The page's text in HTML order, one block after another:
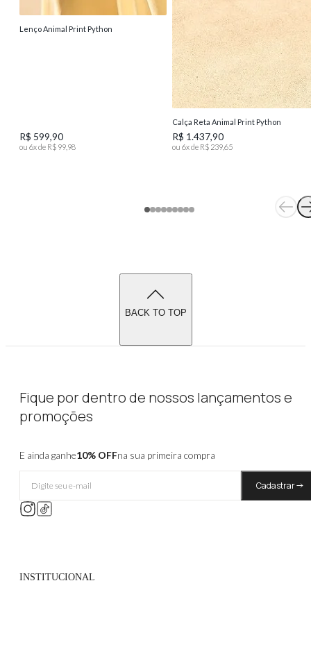
Lenço Animal Print Python
R$ 599,90
ou 6x de R$ 99,98
Calça Reta Animal Print Python
R$ 1.437,90
ou 6x de R$ 239,65
BACK TO TOP
INSTITUCIONAL
Fique por dentro de nossos lançamentos e
promoções
E ainda ganhe10% OFFna sua primeira compra
Cadastrar